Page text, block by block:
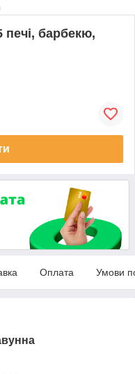
печі, барбекю,
Оплата Умови